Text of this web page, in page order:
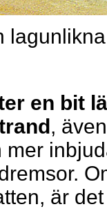
en bit
,
mer
är